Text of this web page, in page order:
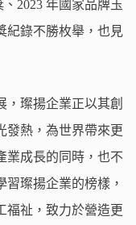
2023 年國家品牌玉
紀錄不勝枚舉，也見
，璨揚企業正以其創
發熱，為世界帶來更
業成長的同時，也不
璨揚企業的榜樣，
福祉，致力於營造更